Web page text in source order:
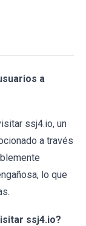
a
ssj4.io, un
a través
lo que
ssj4.io?